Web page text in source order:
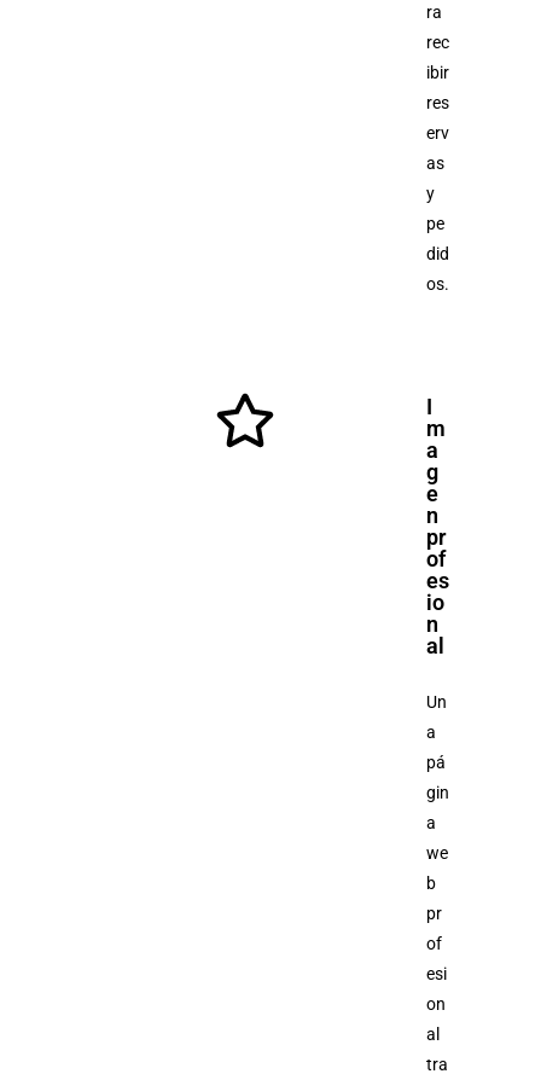
ra
rec
ibir
res
erv
as
y
pe
did
os.
I
m
a
g
e
n
pr
of
es
io
n
al
Un
a
pá
gin
a
we
b
pr
of
esi
on
al
tra